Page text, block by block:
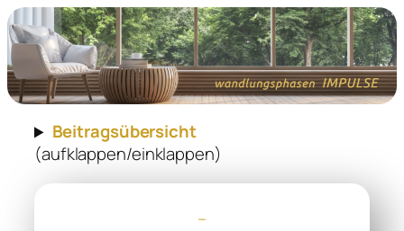
Beitragsübersicht
(aufklappen/einklappen)
–